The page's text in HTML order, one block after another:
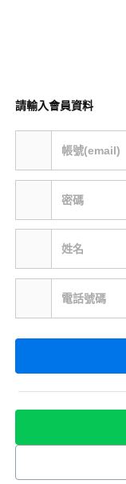
請輸入會員資料
帳號(email)
密碼
姓名
電話號碼